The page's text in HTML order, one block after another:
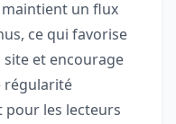
un flux
ce qui favorise
et encourage
régularité
les lecteurs